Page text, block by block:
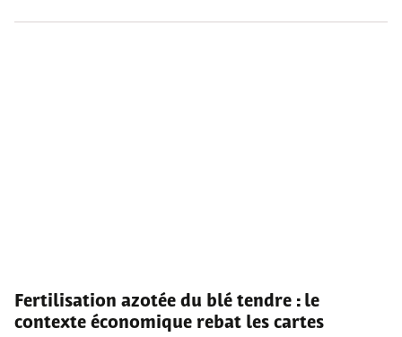
Fertilisation azotée du blé tendre : le
contexte économique rebat les cartes